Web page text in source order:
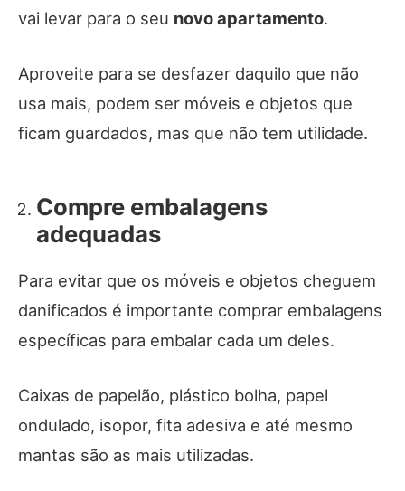
vai levar para o seu novo apartamento.
Aproveite para se desfazer daquilo que não
usa mais, podem ser móveis e objetos que
ficam guardados, mas que não tem utilidade.
Compre embalagens
adequadas
Para evitar que os móveis e objetos cheguem
danificados é importante comprar embalagens
específicas para embalar cada um deles.
Caixas de papelão, plástico bolha, papel
ondulado, isopor, fita adesiva e até mesmo
mantas são as mais utilizadas.